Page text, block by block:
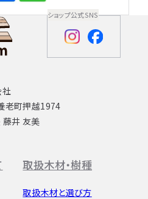
社
老町押越1974
井 友美
ショップ公式SNS
取扱木材・樹種
取扱木材と選び方